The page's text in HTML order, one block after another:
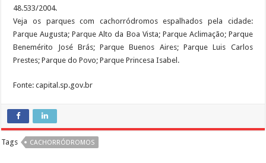
48.533/2004.
Veja os parques com cachorródromos espalhados pela cidade:
Parque Augusta; Parque Alto da Boa Vista; Parque Aclimação; Parque
Benemérito José Brás; Parque Buenos Aires; Parque Luis Carlos
Prestes; Parque do Povo; Parque Princesa Isabel.
Fonte: capital.sp.gov.br
Tags CACHORRÓDROMOS